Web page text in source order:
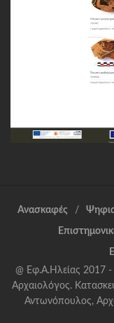
Ανασκαφές
@ Εφ.Α.Ηλείας 2017 -
Αρχαιολόγος.
Αντωνόπουλος,